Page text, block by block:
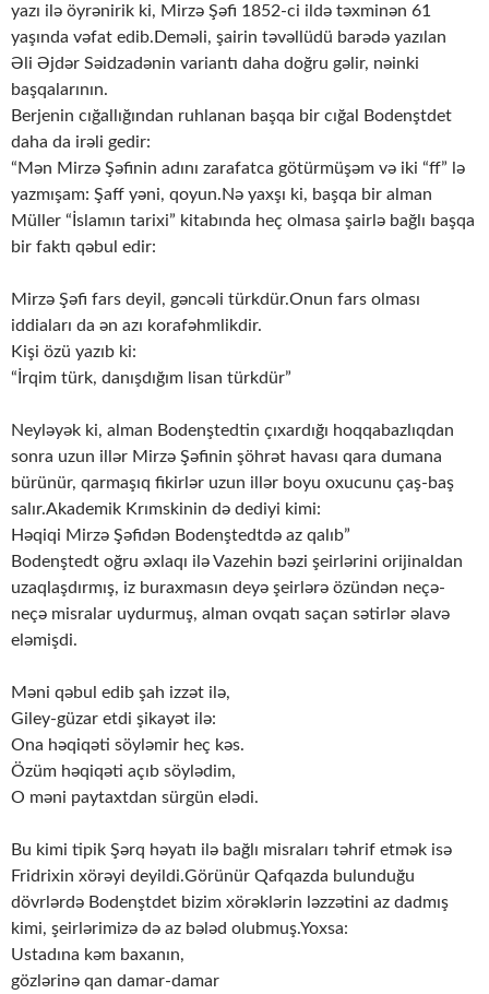
yazı ilə öyrənirik ki, Mirzə Şəfi 1852-ci ildə təxminən 61
yaşında vəfat edib.Deməli, şairin təvəllüdü barədə yazılan
Əli Əjdər Səidzadənin variantı daha doğru gəlir, nəinki
başqalarının.
Berjenin cığallığından ruhlanan başqa bir cığal Bodenştdet
daha da irəli gedir:
“Mən Mirzə Şəfinin adını zarafatca götürmüşəm və iki “ff” lə
yazmışam: Şaff yəni, qoyun.Nə yaxşı ki, başqa bir alman
Müller “İslamın tarixi” kitabında heç olmasa şairlə bağlı başqa
bir faktı qəbul edir:
Mirzə Şəfi fars deyil, gəncəli türkdür.Onun fars olması
iddiaları da ən azı korafəhmlikdir.
Kişi özü yazıb ki:
“İrqim türk, danışdığım lisan türkdür”
Neyləyək ki, alman Bodenştedtin çıxardığı hoqqabazlıqdan
sonra uzun illər Mirzə Şəfinin şöhrət havası qara dumana
bürünür, qarmaşıq fikirlər uzun illər boyu oxucunu çaş-baş
salır.Akademik Krımskinin də dediyi kimi:
Həqiqi Mirzə Şəfidən Bodenştedtdə az qalıb”
Bodenştedt oğru əxlaqı ilə Vazehin bəzi şeirlərini orijinaldan
uzaqlaşdırmış, iz buraxmasın deyə şeirlərə özündən neçə-
neçə misralar uydurmuş, alman ovqatı saçan sətirlər əlavə
eləmişdi.
Məni qəbul edib şah izzət ilə,
Giley-güzar etdi şikayət ilə:
Ona həqiqəti söyləmir heç kəs.
Özüm həqiqəti açıb söylədim,
O məni paytaxtdan sürgün elədi.
Bu kimi tipik Şərq həyatı ilə bağlı misraları təhrif etmək isə
Fridrixin xörəyi deyildi.Görünür Qafqazda bulunduğu
dövrlərdə Bodenştdet bizim xörəklərin ləzzətini az dadmış
kimi, şeirlərimizə də az bələd olubmuş.Yoxsa:
Ustadına kəm baxanın,
gözlərinə qan damar-damar